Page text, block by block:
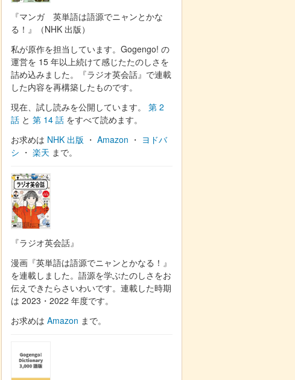
『マンガ 英単語は語源でニャンとかな
る！』（NHK 出版）
私が原作を担当しています。Gogengo! の
運営を 15 年以上続けて感じたたのしさを
詰め込みました。『ラジオ英会話』で連載
した内容を再構築したものです。
現在、試し読みを公開しています。 第 2
話 と 第 14 話 をすべて読めます。
お求めは NHK 出版 ・ Amazon ・ ヨドバ
シ ・ 楽天 まで。
『ラジオ英会話』
漫画『英単語は語源でニャンとかなる！』
を連載しました。語源を学ぶたのしさをお
伝えできたらさいわいです。連載した時期
は 2023・2022 年度です。
お求めは Amazon まで。